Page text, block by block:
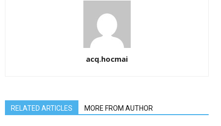
acq.hocmai
RELATED ARTICLES MORE FROM AUTHOR